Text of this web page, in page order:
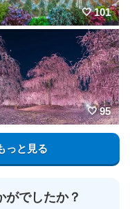
101
95
っと見る
がでしたか？